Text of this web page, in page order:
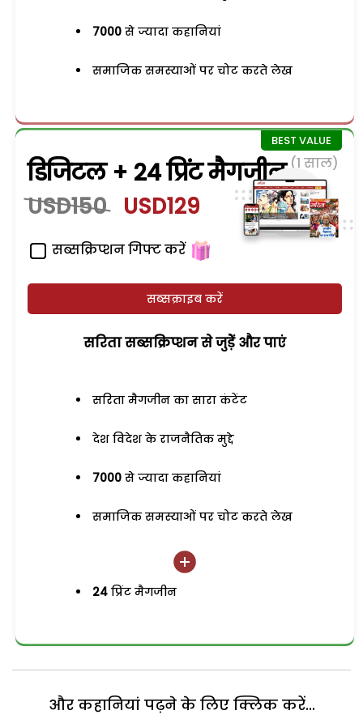
7000 से ज्यादा कहानियां
समाजिक समस्याओं पर चोट करते लेख
डिजिटल + 24 प्रिंट मैगजीन (1 साल)
USD150 USD129
सब्सक्रिप्शन गिफ्ट करें
सब्सक्राइब करें
सरिता सब्सक्रिप्शन से जुड़ेें और पाएं
सरिता मैगजीन का सारा कंटेंट
देश विदेश के राजनैतिक मुद्दे
7000 से ज्यादा कहानियां
समाजिक समस्याओं पर चोट करते लेख
24 प्रिंट मैगजीन
और कहानियां पढ़ने के लिए क्लिक करें...